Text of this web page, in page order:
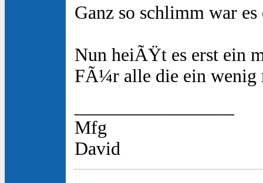
Ganz so schlimm war
Nun heiÃŸt es erst ein
FÃ¼r alle die ein wenig
Mfg
David